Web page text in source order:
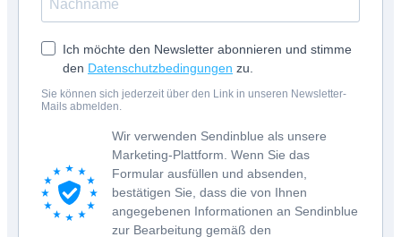
Ich möchte den Newsletter abonnieren und stimme
den Datenschutzbedingungen zu.
Sie können sich jederzeit über den Link in unseren Newsletter-
Mails abmelden.
Wir verwenden Sendinblue als unsere
Marketing-Plattform. Wenn Sie das
Formular ausfüllen und absenden,
bestätigen Sie, dass die von Ihnen
angegebenen Informationen an Sendinblue
zur Bearbeitung gemäß den